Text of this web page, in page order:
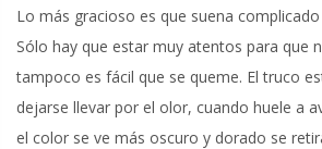
Lo más gracioso es que suena
Sólo hay que estar muy atentos para que
tampoco es fácil que se queme. El truco
dejarse llevar por el olor, cuando huele a
el color se ve más oscuro y dorado se